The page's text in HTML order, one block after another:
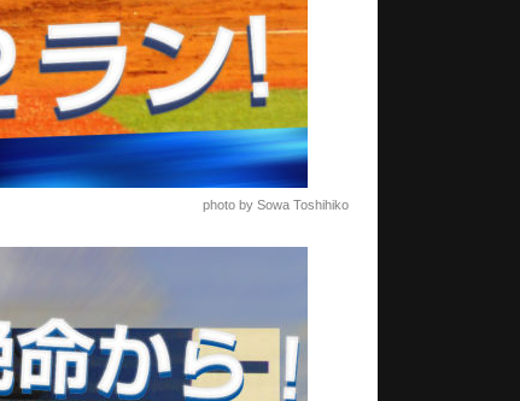
photo by Sowa Toshihiko